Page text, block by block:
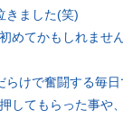
きました(笑)
めてかもしれませ
けで奮闘する毎
してもらった事や